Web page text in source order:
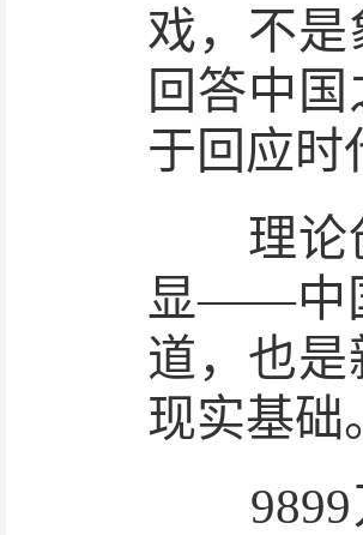
戏，不
回答中
于回应时
理论创
显——中
道，也
现实基础
9899